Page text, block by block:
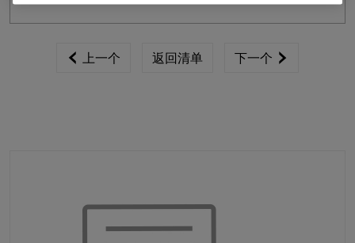
上一个 返回清单 下一个